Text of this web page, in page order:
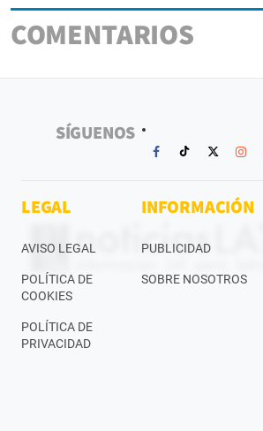
COMENTARIOS
SÍGUENOS
LEGAL
AVISO LEGAL
POLÍTICA DE
COOKIES
POLÍTICA DE
PRIVACIDAD
INFORMACIÓN
PUBLICIDAD
SOBRE NOSOTROS